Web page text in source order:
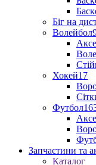
Біг на
Волейбол
Хокей17
Футбол
Запчастини та
Каталог